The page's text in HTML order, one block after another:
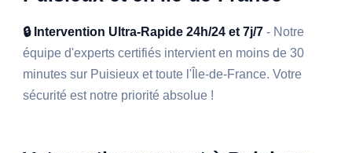
🔒 Intervention Ultra-Rapide 24h/24 et 7j/7 - Notre
équipe d'experts certifiés intervient en moins de 30
minutes sur Puisieux et toute l'Île-de-France. Votre
sécurité est notre priorité absolue !